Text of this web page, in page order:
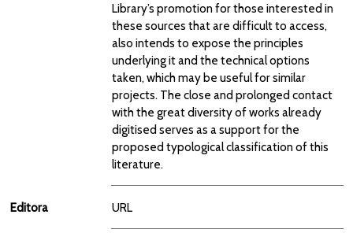
Library’s promotion for those interested in
these sources that are difficult to access,
also intends to expose the principles
underlying it and the technical options
taken, which may be useful for similar
projects. The close and prolonged contact
with the great diversity of works already
digitised serves as a support for the
proposed typological classification of this
literature.
Editora URL